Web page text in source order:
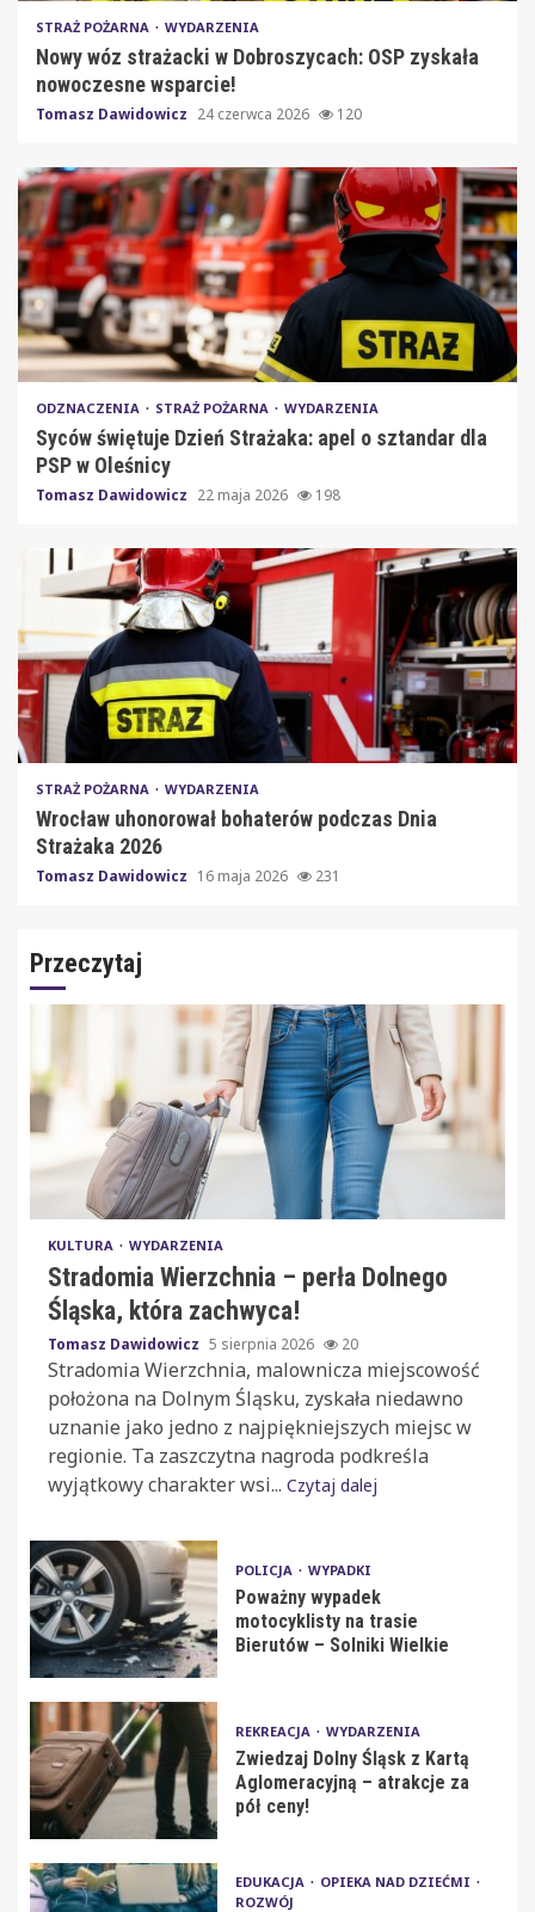
STRAŻ POŻARNA WYDARZENIA
Nowy wóz strażacki w Dobroszycach: OSP zyskała
nowoczesne wsparcie!
Tomasz Dawidowicz 24 czerwca 2026 120
ODZNACZENIA STRAŻ POŻARNA WYDARZENIA
Syców świętuje Dzień Strażaka: apel o sztandar dla
PSP w Oleśnicy
Tomasz Dawidowicz 22 maja 2026 198
STRAŻ POŻARNA WYDARZENIA
Wrocław uhonorował bohaterów podczas Dnia
Strażaka 2026
Tomasz Dawidowicz 16 maja 2026 231
Przeczytaj
KULTURA WYDARZENIA
Stradomia Wierzchnia – perła Dolnego
Śląska, która zachwyca!
Tomasz Dawidowicz 5 sierpnia 2026 20
Stradomia Wierzchnia, malownicza miejscowość
położona na Dolnym Śląsku, zyskała niedawno
uznanie jako jedno z najpiękniejszych miejsc w
regionie. Ta zaszczytna nagroda podkreśla
wyjątkowy charakter wsi... Czytaj dalej
POLICJA WYPADKI
Poważny wypadek
motocyklisty na trasie
Bierutów – Solniki Wielkie
REKREACJA WYDARZENIA
Zwiedzaj Dolny Śląsk z Kartą
Aglomeracyjną – atrakcje za
pół ceny!
EDUKACJA
OPIEKA NAD DZIEĆMI
ROZWÓJ